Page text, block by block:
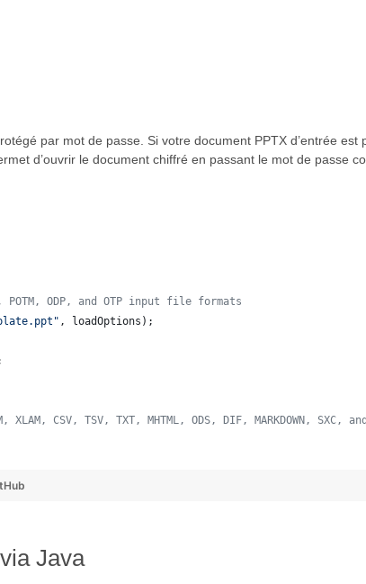
par mot de passe. Si votre document PPTX d’entrée
d’ouvrir le document chiffré en passant le mot de passe
POTM, ODP, and OTP input file formats
, loadOptions );
CSV, TSV, TXT, MHTML, ODS, DIF, MARKDOWN,
Java